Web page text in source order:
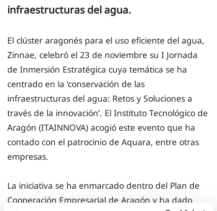
infraestructuras del agua.
El clúster aragonés para el uso eficiente del agua,
Zinnae, celebró el 23 de noviembre su I Jornada
de Inmersión Estratégica cuya temática se ha
centrado en la ‘conservación de las
infraestructuras del agua: Retos y Soluciones a
través de la innovación’. El Instituto Tecnológico de
Aragón (ITAINNOVA) acogió este evento que ha
contado con el patrocinio de Aquara, entre otras
empresas.
La iniciativa se ha enmarcado dentro del Plan de
Cooperación Empresarial de Aragón y ha dado